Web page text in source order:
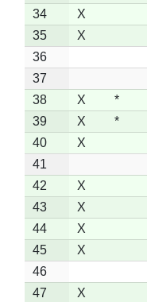
34
X
35
X
36
37
38
X *
39
X *
40
X
41
42
X
43
X
44
X
45
X
46
47
X